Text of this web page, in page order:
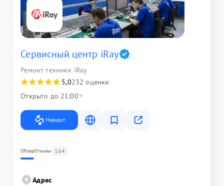
Сервисный центр iRay
Ремонт техники iRay
5,0232 оценки
Открыто до 21:00
Маршрут
ОбзорОтзывы 164
Адрес